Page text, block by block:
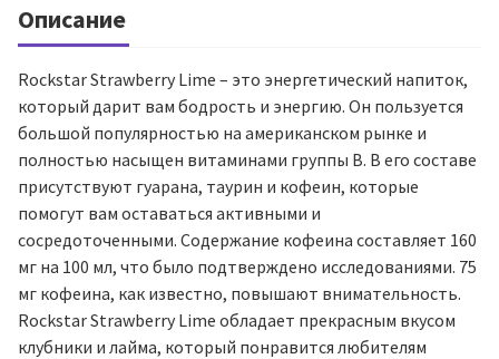
Описание
Rockstar Strawberry Lime – это энергетический напиток,
который дарит вам бодрость и энергию. Он пользуется
большой популярностью на американском рынке и
полностью насыщен витаминами группы В. В его составе
присутствуют гуарана, таурин и кофеин, которые
помогут вам оставаться активными и
сосредоточенными. Содержание кофеина составляет 160
мг на 100 мл, что было подтверждено исследованиями. 75
мг кофеина, как известно, повышают внимательность.
Rockstar Strawberry Lime обладает прекрасным вкусом
клубники и лайма, который понравится любителям